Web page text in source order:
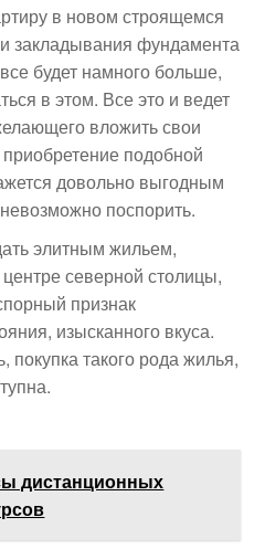
в новом строящемся
закладывания фундамента
будет намного больше,
в этом. Все это и ведет
вложить свои
подобной
довольно выгодным
поспорить.
элитным жильем,
северной столицы,
признак
изысканного вкуса.
покупка такого рода жилья,
дистанционных